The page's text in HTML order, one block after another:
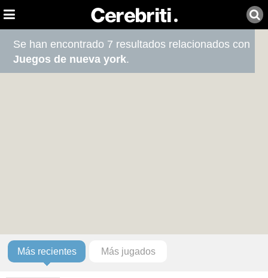
Se han encontrado 7 resultados relacionados con
Juegos de nueva york.
Más recientes Más jugados